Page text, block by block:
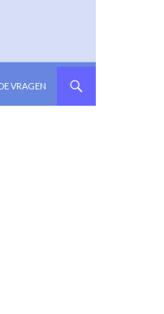
VRAGEN